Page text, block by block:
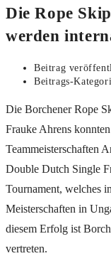
Die Rope
werden
Beitrag
Beitrags-
Die Borchener Rope
Frauke Ahrens
Teammeisterschaften
Double Dutch Single
Tournament, welches
Meisterschaften in
diesem Erfolg ist
vertreten.